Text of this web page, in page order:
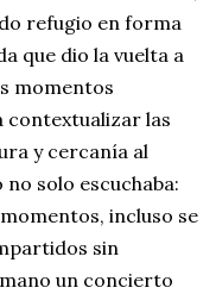
refugio en forma
que dio la vuelta a
momentos
contextualizar las
y cercanía al
solo escuchaba:
incluso se
sin
un concierto